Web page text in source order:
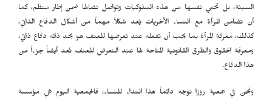
السيئة، بل تحمي نفسها من هذه السلوكيات وتواصل نضالها ضمن إطار منظم، كما
أن تضامن المرأة مع النساء الأخريات يُعد شكلاً مهماً من أشكال الدفاع الذاتي،
كذلك، معرفة المرأة بما يجب أن تفعله عند تعرضها للعنف هو بحد ذاته دفاع ذاتي،
ومعرفة الحقوق والطرق القانونية المتاحة لها عند التعرض للعنف تُعد أيضاً جزءاً من
هذا الدفاع.
ونحن في جمعية روزا نوجّه دائماً هذا النداء للنساء، فالجمعية اليوم هي مؤسسة